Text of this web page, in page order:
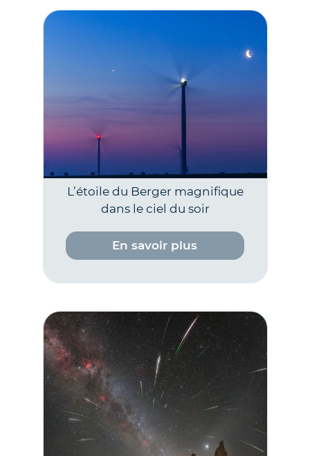
L’étoile du Berger magnifique
dans le ciel du soir
En savoir plus